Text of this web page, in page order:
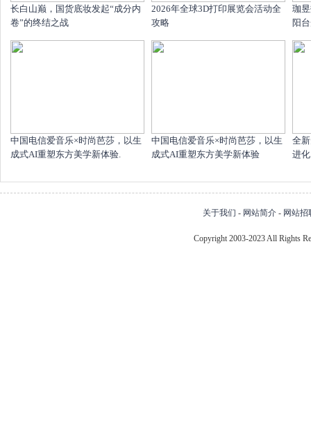
长白山巅，国货底妆发起“成分内
卷”的终结之战
2026年全球3D打印展览会活动全
攻略
珈
阳
中国电信爱音乐×时尚芭莎，以生
成式AI重塑东方美学新体验.
中国电信爱音乐×时尚芭莎，以生
成式AI重塑东方美学新体验
全
进化
关于我们 - 网站简介 - 网站招
Copyright 2003-2023 All Rights